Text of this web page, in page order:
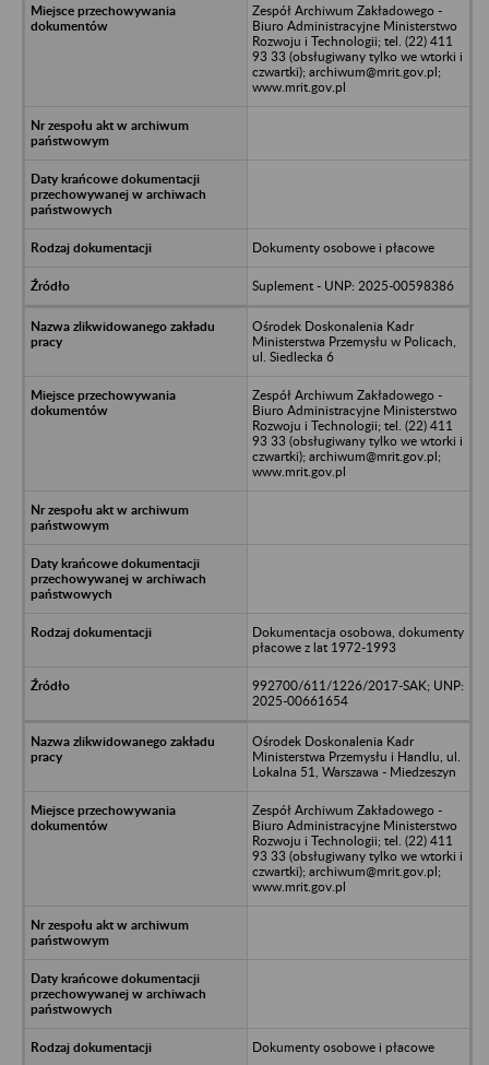
Zespół Archiwum Zakładowego -
Biuro Administracyjne Ministerstwo
Rozwoju i Technologii; tel. (22) 411
93 33 (obsługiwany tylko we wtorki i
czwartki); archiwum@mrit.gov.pl;
www.mrit.gov.pl
Dokumenty osobowe i płacowe
Suplement - UNP: 2025-00598386
Ośrodek Doskonalenia Kadr
Ministerstwa Przemysłu w Policach,
ul. Siedlecka 6
Zespół Archiwum Zakładowego -
Biuro Administracyjne Ministerstwo
Rozwoju i Technologii; tel. (22) 411
93 33 (obsługiwany tylko we wtorki i
czwartki); archiwum@mrit.gov.pl;
www.mrit.gov.pl
Dokumentacja osobowa, dokumenty
płacowe z lat 1972-1993
992700/611/1226/2017-SAK; UNP:
2025-00661654
Ośrodek Doskonalenia Kadr
Ministerstwa Przemysłu i Handlu, ul.
Lokalna 51, Warszawa - Miedzeszyn
Zespół Archiwum Zakładowego -
Biuro Administracyjne Ministerstwo
Rozwoju i Technologii; tel. (22) 411
93 33 (obsługiwany tylko we wtorki i
czwartki); archiwum@mrit.gov.pl;
www.mrit.gov.pl
Dokumenty osobowe i płacowe